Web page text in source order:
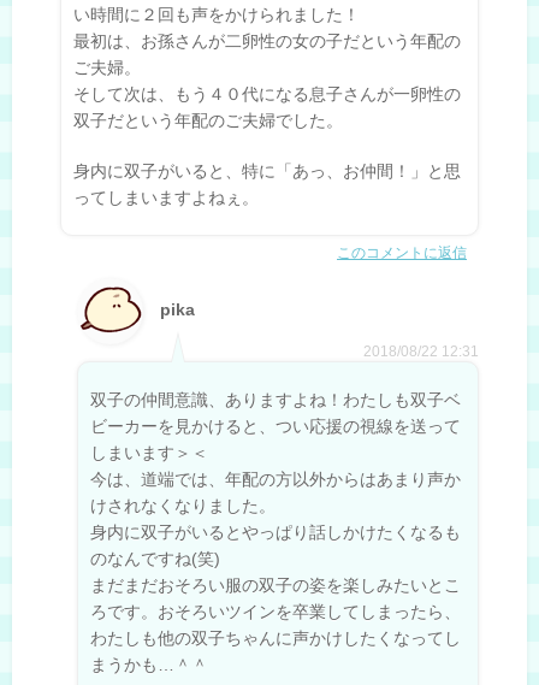
い時間に２回も声をかけられました！
最初は、お孫さんが二卵性の女の子だという年配の
ご夫婦。
そして次は、もう４０代になる息子さんが一卵性の
双子だという年配のご夫婦でした。
身内に双子がいると、特に「あっ、お仲間！」と思
ってしまいますよねぇ。
このコメントに返信
pika
2018/08/22 12:31
双子の仲間意識、ありますよね！わたしも双子ベ
ビーカーを見かけると、つい応援の視線を送って
しまいます＞＜
今は、道端では、年配の方以外からはあまり声か
けされなくなりました。
身内に双子がいるとやっぱり話しかけたくなるも
のなんですね(笑)
まだまだおそろい服の双子の姿を楽しみたいとこ
ろです。おそろいツインを卒業してしまったら、
わたしも他の双子ちゃんに声かけしたくなってし
まうかも…＾＾